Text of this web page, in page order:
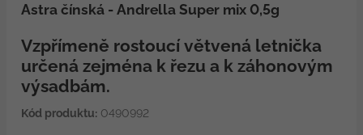
Astra čínská - Andrella Super mix 0,5g
Vzpřímeně rostoucí větvená letnička
určená zejména k řezu a k záhonovým
výsadbám.
Kód produktu:0490992